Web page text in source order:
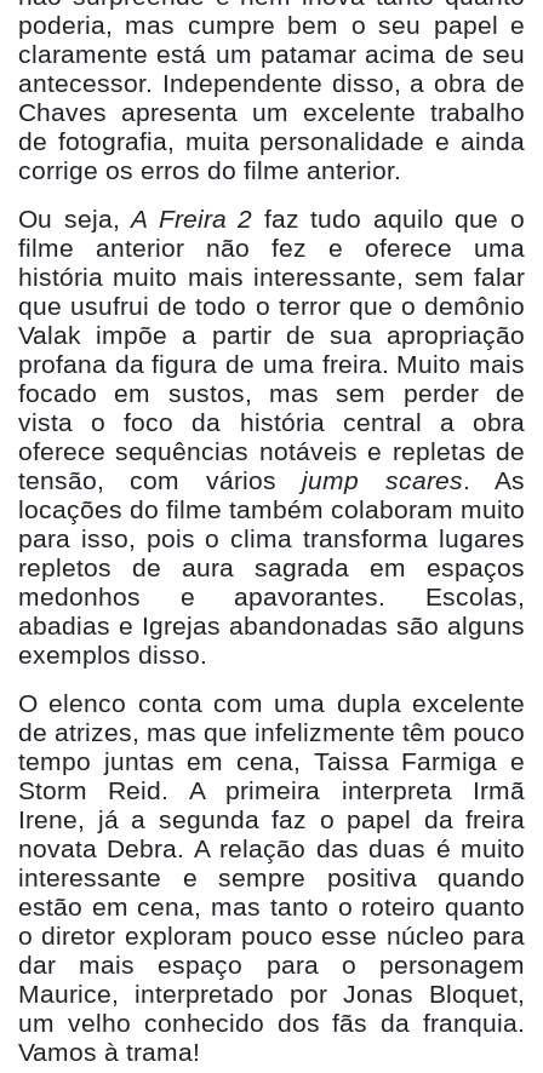
poderia, mas cumpre bem o seu papel e
claramente está um patamar acima de seu
antecessor. Independente disso, a obra de
Chaves apresenta um excelente trabalho
de fotografia, muita personalidade e ainda
corrige os erros do filme anterior.
Ou seja,A Freira 2 faz tudo aquilo que o
filme anterior não fez e oferece uma
história muito mais interessante, sem falar
que usufrui de todo o terror que o demônio
Valak impõe a partir de sua apropriação
profana da figura de uma freira. Muito mais
focado em sustos, mas sem perder de
vista o foco da história central a obra
oferece sequências notáveis e repletas de
tensão, com váriosjump scares. As
locações do filme também colaboram muito
para isso, pois o clima transforma lugares
repletos de aura sagrada em espaços
medonhos e apavorantes. Escolas,
abadias e Igrejas abandonadas são alguns
exemplos disso.
O elenco conta com uma dupla excelente
de atrizes, mas que infelizmente têm pouco
tempo juntas em cena, Taissa Farmiga e
Storm Reid. A primeira interpreta Irmã
Irene, já a segunda faz o papel da freira
novata Debra. A relação das duas é muito
interessante e sempre positiva quando
estão em cena, mas tanto o roteiro quanto
o diretor exploram pouco esse núcleo para
dar mais espaço para o personagem
Maurice, interpretado por Jonas Bloquet,
um velho conhecido dos fãs da franquia.
Vamos à trama!